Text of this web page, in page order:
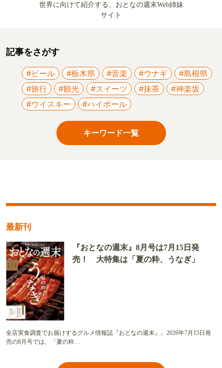
世界に向けて紹介する、おとなの週末Web姉妹
サイト
記事をさがす
#ビール #栃木県 #音楽 #ウナギ
#島根県
#旅行
#観光 #スイーツ #抹茶
#神楽坂
#ウイスキー
#ハイボール
キーワード一覧
最新刊
『おとなの週末』8月号は7月15日発
売！ 大特集は「夏の粋、うなぎ」
全店実食調査でお届けするグルメ情報誌『おとなの週末』。2026年7月15日発
売の8月号では、「夏の粋…